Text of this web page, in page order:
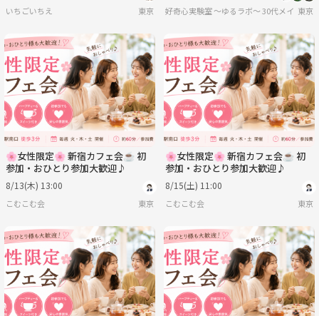
いちごいちえ 東京 好奇心実験室 ～ゆるラボ～ 30代メイン東京
🌸女性限定🌸 新宿カフェ会☕️ 初
参加・おひとり参加大歓迎♪
8/13(木) 13:00
こむこむ会 東京
🌸女性限定🌸 新宿カフェ会☕️ 初
参加・おひとり参加大歓迎♪
8/15(土) 11:00
こむこむ会 東京